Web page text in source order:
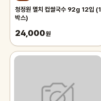
청정원 멸치 컵쌀국수 92g 12입 (1
박스)
24,000원